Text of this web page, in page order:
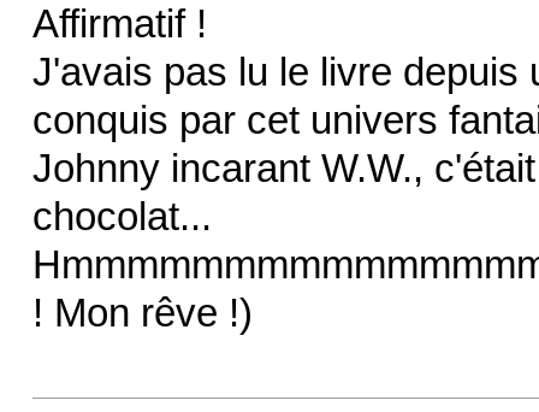
Affirmatif !
J'avais pas lu le livre depuis
conquis par cet univers
Johnny incarant W.W.,
chocolat...
! Mon rêve !)